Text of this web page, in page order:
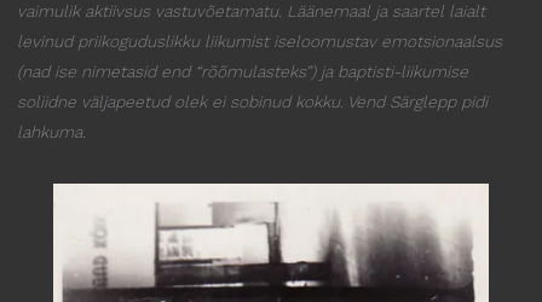
vaimulik aktiivsus vastuvõetamatu. Läänemaal ja saartel laialt
levinud priikoguduslikku liikumist iseloomustav emotsionaalsus
(nad ise nimetasid end “rõõmulasteks”) ja baptisti-liikumise
soliidne väljapeetud olek ei sobinud kokku. Vend Särglepp pidi
lahkuma.